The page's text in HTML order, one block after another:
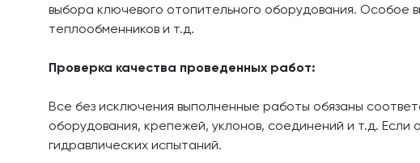
выбора ключевого отопительного оборудования. Особое
теплообменников и т.д.
Проверка качества проведенных работ:
Все без исключения выполненные работы обязаны
оборудования, крепежей, уклонов, соединений и т.д.
гидравлических испытаний.